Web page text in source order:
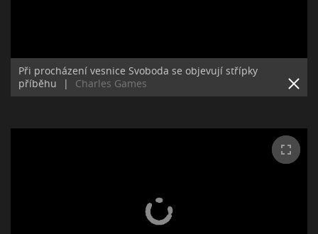
Při procházení vesnice Svoboda se objevují střípky
příběhu
| Charles Games